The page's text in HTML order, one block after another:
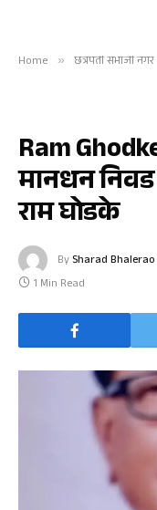
Home » छत्रपती संभाजी नगर
Ram
मानधन
राम घोडके
By Sharad Bhalerao
1 Min Read